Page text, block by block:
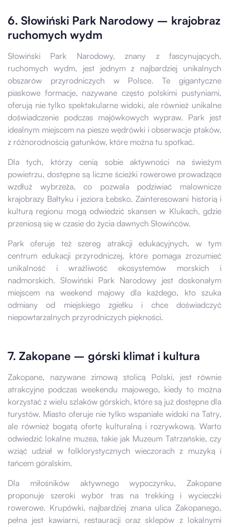
6. Słowiński Park Narodowy – krajobraz
ruchomych wydm
Słowiński Park Narodowy, znany z fascynujących,
ruchomych wydm, jest jednym z najbardziej unikalnych
obszarów przyrodniczych w Polsce. Te gigantyczne
piaskowe formacje, nazywane często polskimi pustyniami,
oferują nie tylko spektakularne widoki, ale również unikalne
doświadczenie podczas majówkowych wypraw. Park jest
idealnym miejscem na piesze wędrówki i obserwacje ptaków,
z różnorodnością gatunków, które można tu spotkać.
Dla tych, którzy cenią sobie aktywności na świeżym
powietrzu, dostępne są liczne ścieżki rowerowe prowadzące
wzdłuż wybrzeża, co pozwala podziwiać malownicze
krajobrazy Bałtyku i jeziora Łebsko. Zainteresowani historią i
kulturą regionu mogą odwiedzić skansen w Klukach, gdzie
przeniosą się w czasie do życia dawnych Słowińców.
Park oferuje też szereg atrakcji edukacyjnych, w tym
centrum edukacji przyrodniczej, które pomaga zrozumieć
unikalność i wrażliwość ekosystemów morskich i
nadmorskich. Słowiński Park Narodowy jest doskonałym
miejscem na weekend majowy dla każdego, kto szuka
odmiany od miejskiego zgiełku i chce doświadczyć
niepowtarzalnych przyrodniczych piękności.
7. Zakopane – górski klimat i kultura
Zakopane, nazywane zimową stolicą Polski, jest równie
atrakcyjne podczas weekendu majowego, kiedy to można
korzystać z wielu szlaków górskich, które są już dostępne dla
turystów. Miasto oferuje nie tylko wspaniałe widoki na Tatry,
ale również bogatą ofertę kulturalną i rozrywkową. Warto
odwiedzić lokalne muzea, takie jak Muzeum Tatrzańskie, czy
wziąć udział w folklorystycznych wieczorach z muzyką i
tańcem góralskim.
Dla miłośników aktywnego wypoczynku, Zakopane
proponuje szeroki wybór tras na trekking i wycieczki
rowerowe. Krupówki, najbardziej znana ulica Zakopanego,
pełna jest kawiarni, restauracji oraz sklepów z lokalnymi